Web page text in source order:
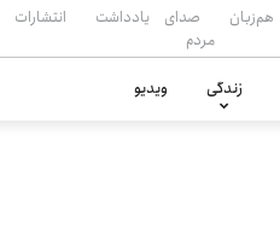
هم‌زبان
صدای
مردم
یادداشت انتشارات
زندگی ویدیو